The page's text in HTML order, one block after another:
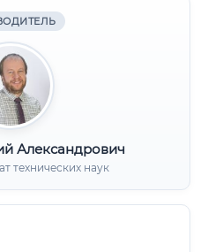
Александрович
технических наук